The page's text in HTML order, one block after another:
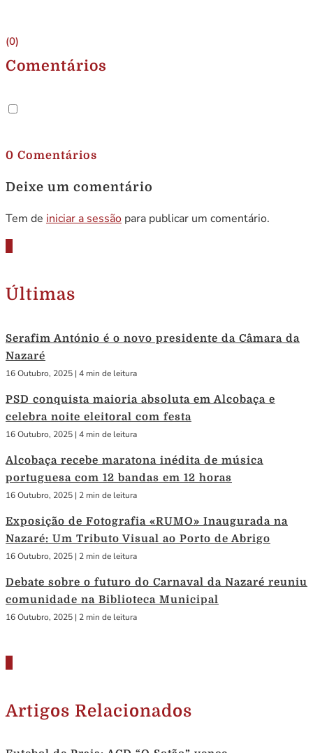
(0)
Comentários
0 Comentários
Deixe um comentário
Tem de iniciar a sessão para publicar um comentário.
Últimas
Serafim António é o novo presidente da Câmara da
Nazaré
16 Outubro, 2025 | 4 min de leitura
PSD conquista maioria absoluta em Alcobaça e
celebra noite eleitoral com festa
16 Outubro, 2025 | 4 min de leitura
Alcobaça recebe maratona inédita de música
portuguesa com 12 bandas em 12 horas
16 Outubro, 2025 | 2 min de leitura
Exposição de Fotografia «RUMO» Inaugurada na
Nazaré: Um Tributo Visual ao Porto de Abrigo
16 Outubro, 2025 | 2 min de leitura
Debate sobre o futuro do Carnaval da Nazaré reuniu
comunidade na Biblioteca Municipal
16 Outubro, 2025 | 2 min de leitura
Artigos Relacionados